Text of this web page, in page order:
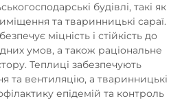
будівлі, такі як
та тваринницькі сараї.
міцність і стійкість до
умов, а також раціональне
Теплиці забезпечують
та вентиляцію, а тваринницькі
епідемій та контроль